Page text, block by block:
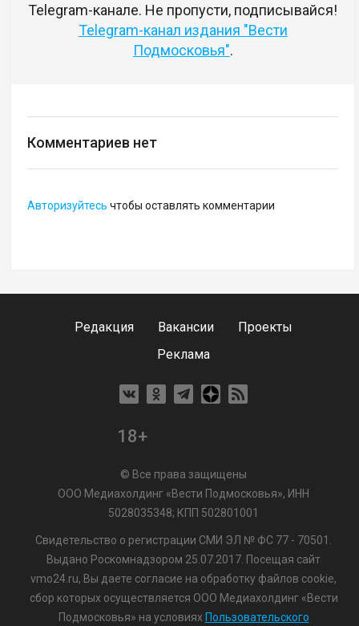
Telegram-канале. Не пропусти, подписывайся!
Telegram-канал издания "Вести
Подмосковья".
Комментариев нет
Авторизуйтесь чтобы оставлять комментарии
Редакция Вакансии
Проекты
Реклама
18+
© Все права защищены
ООО Медиахолдинг «Вести Подмосковья», ИНН
5028035348; КПП 502801001
Свидетельство о регистрации СМИ ЭЛ № ФС 77 - 70501.
Выдано Роскомнадзором 25.07.2017. Посещая сайт
vmo24.ru, Вы даете согласие на обработку файлов cookie,
сбор которых осуществляется ООО Медиахолдинг «Вести
Подмосковья» на условиях Пользовательского